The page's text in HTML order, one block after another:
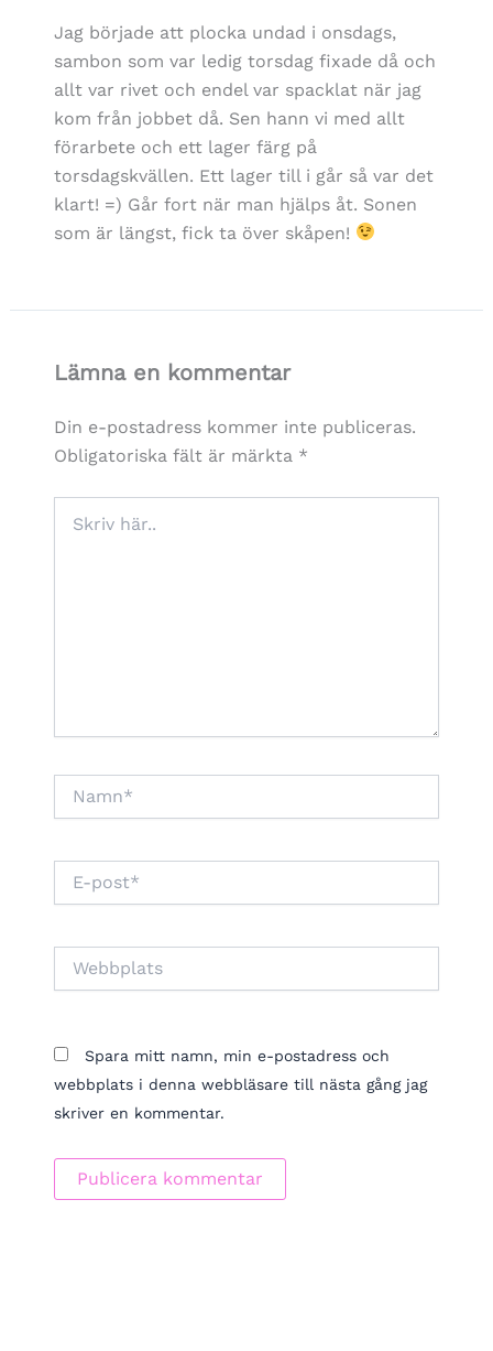
Jag började att plocka undad i onsdags,
sambon som var ledig torsdag fixade då och
allt var rivet och endel var spacklat när jag
kom från jobbet då. Sen hann vi med allt
förarbete och ett lager färg på
torsdagskvällen. Ett lager till i går så var det
klart! =) Går fort när man hjälps åt. Sonen
som är längst, fick ta över skåpen!
Lämna en kommentar
Din e-postadress kommer inte publiceras.
Obligatoriska fält är märkta *
här..
post*
Spara mitt namn, min e-postadress och
webbplats i denna webbläsare till nästa gång jag
skriver en kommentar.